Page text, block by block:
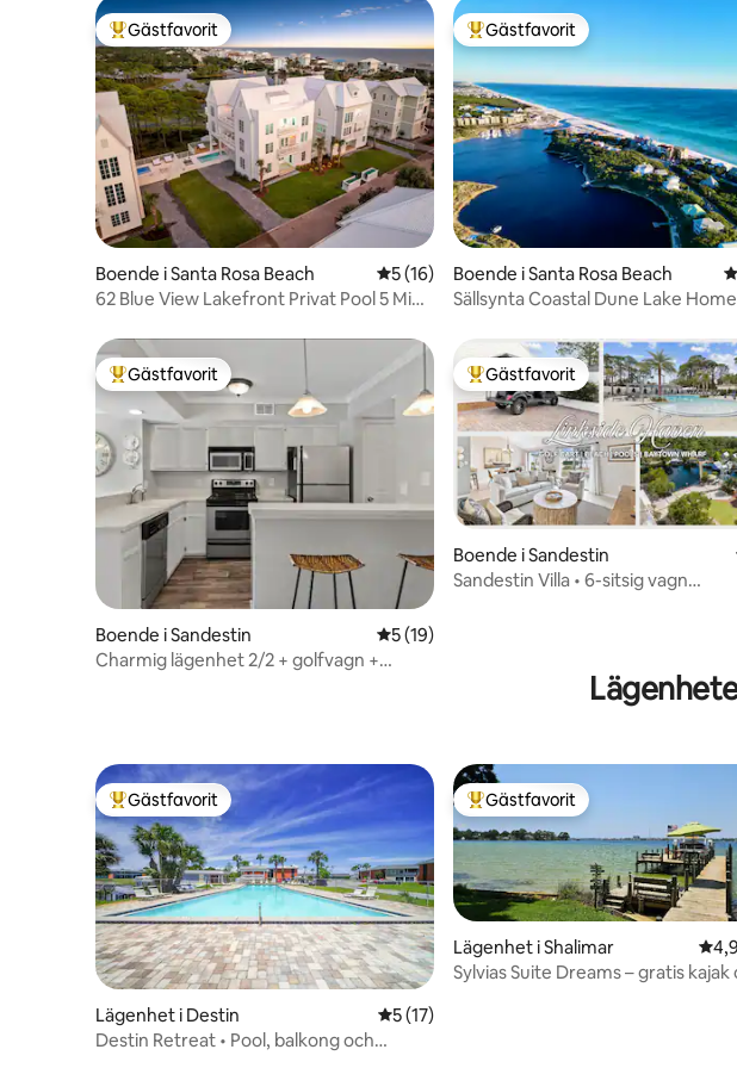
Populär gästfavorit
Gästfavorit
Boende i Santa Rosa Beach 5 av 5 i genomsnittligt betyg, 16 omdömen
5 (16)
62 Blue View Lakefront Privat Pool 5 Min
Populär gästfavorit
Gästfavorit
Boende i Santa Rosa Beach
Sällsynta Coastal Dune Lake
Populär gästfavorit
Gästfavorit
Boende i Sandestin 5 av 5 i genomsnittligt betyg, 19 omdömen
5 (19)
Charmig lägenhet 2/2 + golfvagn +
Populär gästfavorit
Gästfavorit
Boende i Sandestin
Sandestin Villa • 6-sitsig vagn
Populär gästfavorit
Gästfavorit
Lägenhet i Destin 5 av 5 i genomsnittligt betyg, 17 omdömen
5 (17)
Destin Retreat • Pool, balkong och
Populär gästfavorit
Gästfavorit
Lägenhet i Shalimar
Sylvias Suite Dreams – gratis kajak